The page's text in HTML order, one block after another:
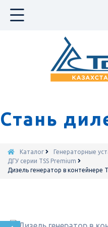
Стань
Каталог Генераторные
ДГУ серии TSS Premium
Дизель генератор в